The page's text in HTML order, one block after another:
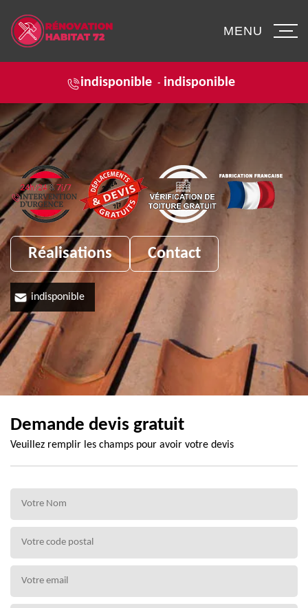
indisponible - indisponible
MENU
Réalisations Contact
indisponible
Demande devis gratuit
Veuillez remplir les champs pour avoir votre devis